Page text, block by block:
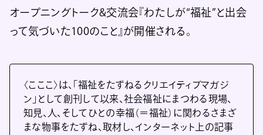
オープニングトーク&交流会『わたしが“福祉”と出会
って気づいた100のこと』が開催される。
〈こここ〉は、「福祉をたずねるクリエイティブマガジ
ン」として創刊して以来、社会福祉にまつわる現場、
知見、人、そしてひとの幸福（＝福祉）に関わるさまざ
まな物事をたずね、取材し、インターネット上の記事